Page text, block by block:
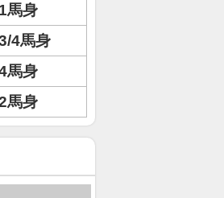
1馬身
4馬身
馬身
馬身